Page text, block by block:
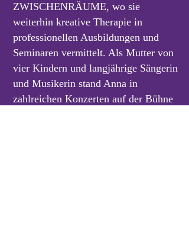
ZWISCHENRÄUME, wo sie
weiterhin kreative Therapie in
professionellen Ausbildungen und
Seminaren vermittelt. Als Mutter von
vier Kindern und langjährige Sängerin
und Musikerin stand Anna in
zahlreichen Konzerten auf der Bühne